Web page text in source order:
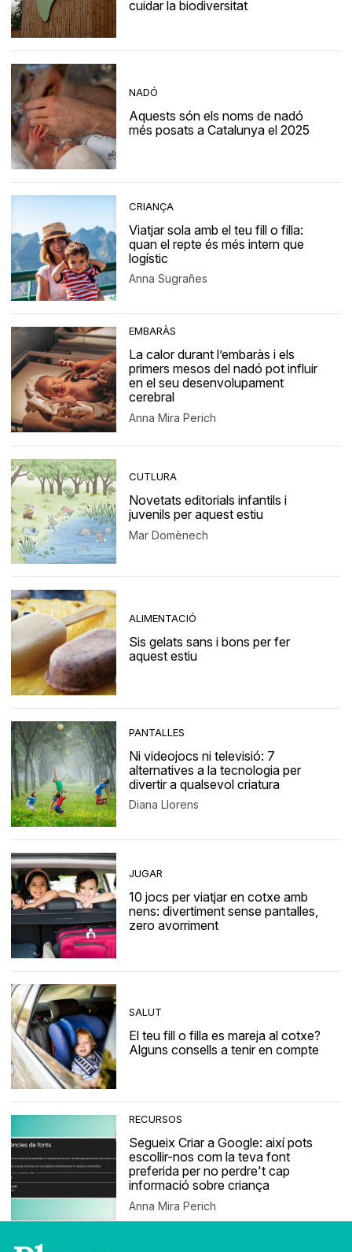
cuidar la biodiversitat
NADÓ
Aquests són els noms de nadó
més posats a Catalunya el 2025
CRIANÇA
Viatjar sola amb el teu fill o filla:
quan el repte és més intern que
logístic
Anna Sugrañes
EMBARÀS
La calor durant l’embaràs i els
primers mesos del nadó pot influir
en el seu desenvolupament
cerebral
Anna Mira Perich
CUTLURA
Novetats editorials infantils i
juvenils per aquest estiu
Mar Domènech
ALIMENTACIÓ
Sis gelats sans i bons per fer
aquest estiu
PANTALLES
Ni videojocs ni televisió: 7
alternatives a la tecnologia per
divertir a qualsevol criatura
Diana Llorens
JUGAR
10 jocs per viatjar en cotxe amb
nens: divertiment sense pantalles,
zero avorriment
SALUT
El teu fill o filla es mareja al cotxe?
Alguns consells a tenir en compte
RECURSOS
Segueix Criar a Google: així pots
escollir-nos com la teva font
preferida per no perdre't cap
informació sobre criança
Anna Mira Perich